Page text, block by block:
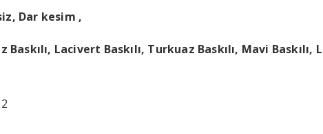
Dar kesim ,
Lacivert Baskılı, Turkuaz Baskılı, Mavi Baskılı,